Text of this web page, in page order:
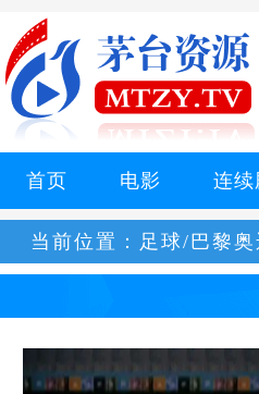
首页 电影 连续
当前位置： 足球/巴黎